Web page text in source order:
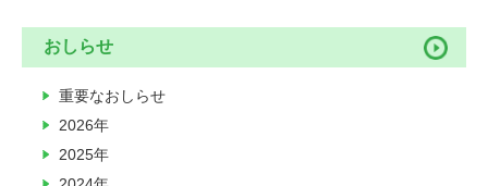
おしらせ
重要なおしらせ
2026年
2025年